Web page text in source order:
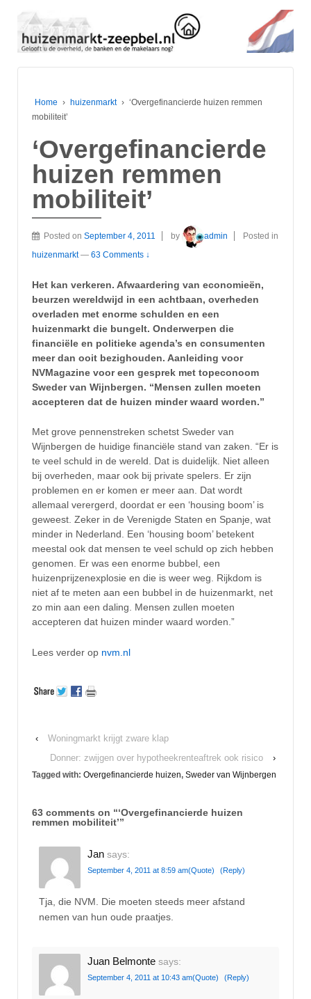
Home › huizenmarkt › ‘Overgefinancierde huizen remmen
mobiliteit’
‘Overgefinancierde
huizen remmen
mobiliteit’
Posted on September 4, 2011 by admin
Posted in
huizenmarkt — 63 Comments ↓
Het kan verkeren. Afwaardering van economieën,
beurzen wereldwijd in een achtbaan, overheden
overladen met enorme schulden en een
huizenmarkt die bungelt. Onderwerpen die
financiële en politieke agenda’s en consumenten
meer dan ooit bezighouden. Aanleiding voor
NVMagazine voor een gesprek met topeconoom
Sweder van Wijnbergen. “Mensen zullen moeten
accepteren dat de huizen minder waard worden.”
Met grove pennenstreken schetst Sweder van
Wijnbergen de huidige financiële stand van zaken. “Er is
te veel schuld in de wereld. Dat is duidelijk. Niet alleen
bij overheden, maar ook bij private spelers. Er zijn
problemen en er komen er meer aan. Dat wordt
allemaal verergerd, doordat er een ‘housing boom’ is
geweest. Zeker in de Verenigde Staten en Spanje, wat
minder in Nederland. Een ‘housing boom’ betekent
meestal ook dat mensen te veel schuld op zich hebben
genomen. Er was een enorme bubbel, een
huizenprijzenexplosie en die is weer weg. Rijkdom is
niet af te meten aan een bubbel in de huizenmarkt, net
zo min aan een daling. Mensen zullen moeten
accepteren dat huizen minder waard worden.”
Lees verder op nvm.nl
‹
Woningmarkt krijgt zware klap
Donner: zwijgen over hypotheekrenteaftrek ook risico
›
Tagged with: Overgefinancierde huizen, Sweder van Wijnbergen
63 comments on “‘Overgefinancierde huizen
remmen mobiliteit’”
Jan says:
September 4, 2011 at 8:59 am(Quote) (Reply)
Tja, die NVM. Die moeten steeds meer afstand
nemen van hun oude praatjes.
Juan Belmonte says:
September 4, 2011 at 10:43 am(Quote) (Reply)